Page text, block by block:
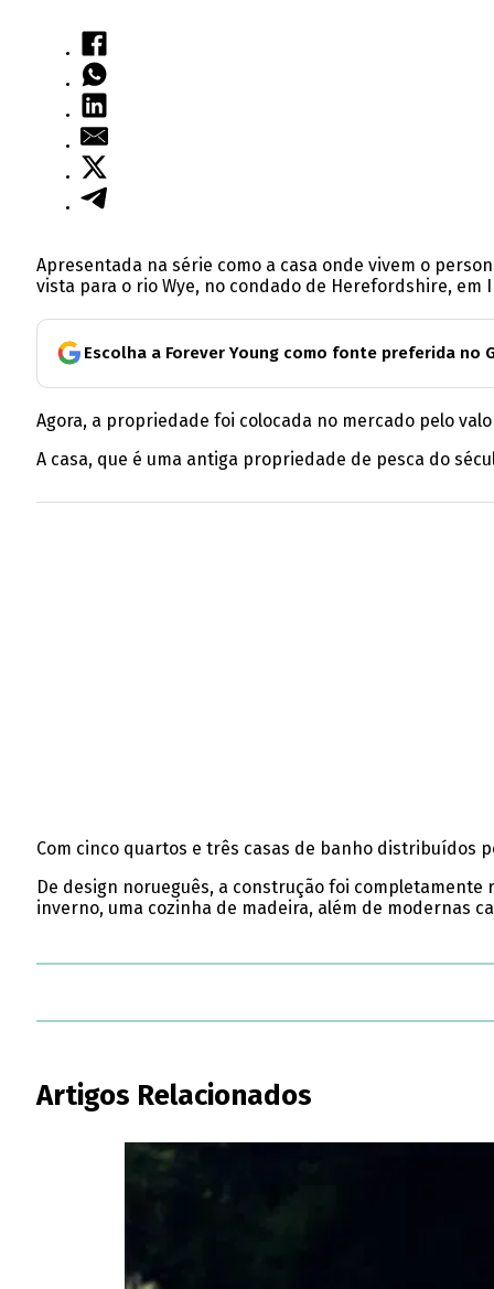
Apresentada na série como a casa onde vivem o
vista para o rio Wye, no condado de Herefordshire, em
Escolha a Forever Young como fonte preferida no
Agora, a propriedade foi colocada no mercado pelo
A casa, que é uma antiga propriedade de pesca do
Com cinco quartos e três casas de banho distribuídos
De design norueguês, a construção foi
inverno, uma cozinha de madeira, além de modernas
Artigos Relacionados